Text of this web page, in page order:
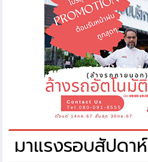
มาแรงรอบสัปดาห์